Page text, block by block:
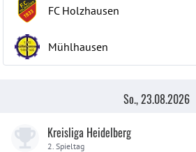
FC Holzhausen
Mühlhausen
So., 23.08.2026
Kreisliga Heidelberg
2. Spieltag